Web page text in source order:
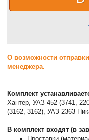
О возможности
менеджера.
Комплект
Хантер, УАЗ 452 (3741,
(3162, 3162), УАЗ 2363
В комплект входят (в